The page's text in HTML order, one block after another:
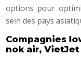
options pour
sein des pays
Compagnies
nok air, VietJet